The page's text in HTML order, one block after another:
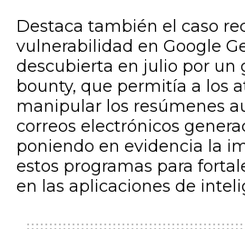
Destaca también el caso
vulnerabilidad en Google
descubierta en julio por un
bounty, que permitía a los
manipular los resúmenes
correos electrónicos
poniendo en evidencia la
estos programas para
en las aplicaciones de